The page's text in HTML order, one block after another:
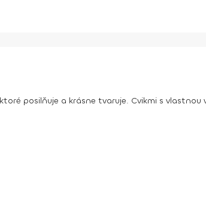
posilňuje a krásne tvaruje. Cvikmi s vlastnou